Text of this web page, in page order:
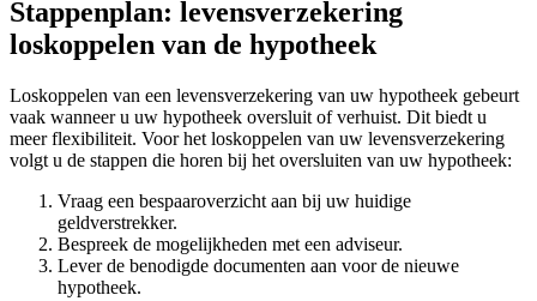
Stappenplan: levensverzekering
loskoppelen van de hypotheek
Loskoppelen van een levensverzekering van uw hypotheek gebeurt
vaak wanneer u uw hypotheek oversluit of verhuist. Dit biedt u
meer flexibiliteit. Voor het loskoppelen van uw levensverzekering
volgt u de stappen die horen bij het oversluiten van uw hypotheek:
Vraag een bespaaroverzicht aan bij uw huidige
geldverstrekker.
Bespreek de mogelijkheden met een adviseur.
Lever de benodigde documenten aan voor de nieuwe
hypotheek.